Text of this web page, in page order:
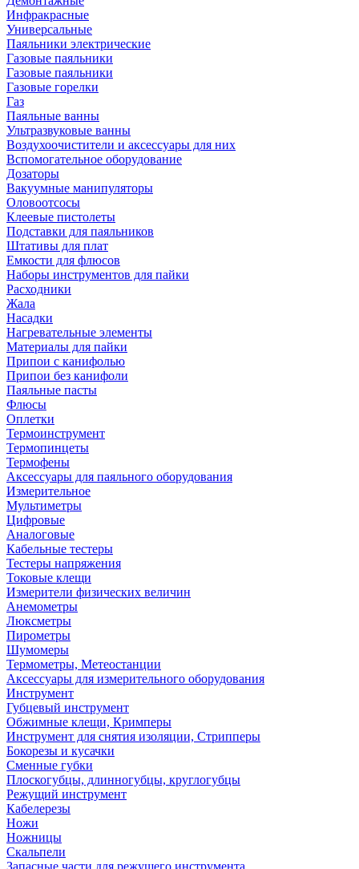
Инфракрасные
Универсальные
Паяльники электрические
Газовые паяльники
Газовые паяльники
Газовые горелки
Газ
Паяльные ванны
Ультразвуковые ванны
Воздухоочистители и аксессуары для них
Вспомогательное оборудование
Дозаторы
Вакуумные манипуляторы
Оловоотсосы
Клеевые пистолеты
Подставки для паяльников
Штативы для плат
Емкости для флюсов
Наборы инструментов для пайки
Расходники
Жала
Насадки
Нагревательные элементы
Материалы для пайки
Припои с канифолью
Припои без канифоли
Паяльные пасты
Флюсы
Оплетки
Термоинструмент
Термопинцеты
Термофены
Аксессуары для паяльного оборудования
Измерительное
Мультиметры
Цифровые
Аналоговые
Кабельные тестеры
Тестеры напряжения
Токовые клещи
Измерители физических величин
Анемометры
Люксметры
Пирометры
Шумомеры
Термометры, Метеостанции
Аксессуары для измерительного оборудования
Инструмент
Губцевый инструмент
Обжимные клещи, Кримперы
Инструмент для снятия изоляции, Стрипперы
Бокорезы и кусачки
Сменные губки
Плоскогубцы, длинногубцы, круглогубцы
Режущий инструмент
Кабелерезы
Ножи
Ножницы
Скальпели
Запасные части для режущего инструмента